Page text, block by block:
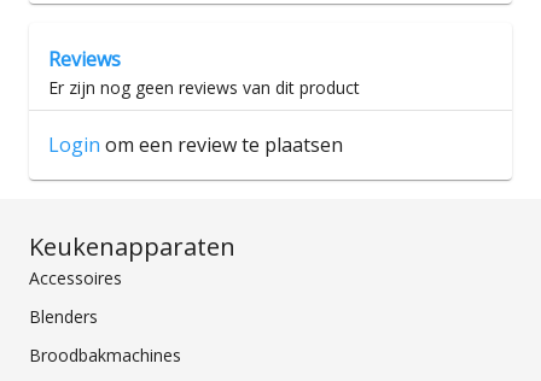
Reviews
Er zijn nog geen reviews van dit product
Login om een review te plaatsen
Keukenapparaten
Accessoires
Blenders
Broodbakmachines